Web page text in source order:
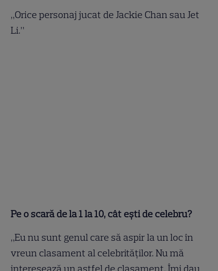
„Orice personaj jucat de Jackie Chan sau Jet
Li.”
Pe o scară de la 1 la 10, cât eşti de celebru?
„Eu nu sunt genul care să aspir la un loc în
vreun clasament al celebrităţilor. Nu mă
interesează un astfel de clasament. Îmi dau